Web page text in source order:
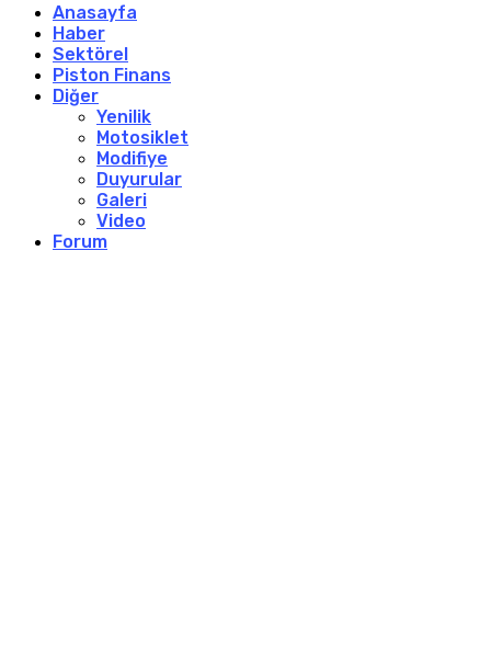
Anasayfa
Haber
Sektörel
Piston Finans
Diğer
Yenilik
Motosiklet
Modifiye
Duyurular
Galeri
Video
Forum